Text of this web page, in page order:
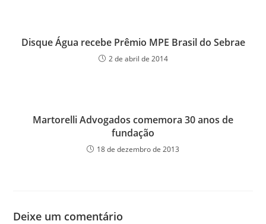
Disque Água recebe Prêmio MPE Brasil do Sebrae
2 de abril de 2014
Martorelli Advogados comemora 30 anos de
fundação
18 de dezembro de 2013
Deixe um comentário